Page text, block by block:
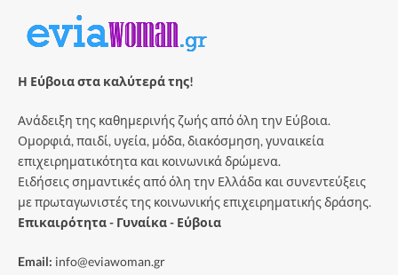
Η Εύβοια στα καλύτερά της!
Ανάδειξη της καθημερινής ζωής από όλη την Εύβοια.
Ομορφιά, παιδί, υγεία, μόδα, διακόσμηση, γυναικεία
επιχειρηματικότητα και κοινωνικά δρώμενα.
Ειδήσεις σημαντικές από όλη την Ελλάδα και συνεντεύξεις
με πρωταγωνιστές της κοινωνικής επιχειρηματικής δράσης.
Επικαιρότητα - Γυναίκα - Εύβοια
Email: info@eviawoman.gr